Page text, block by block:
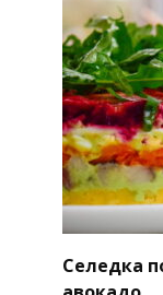
Селедка